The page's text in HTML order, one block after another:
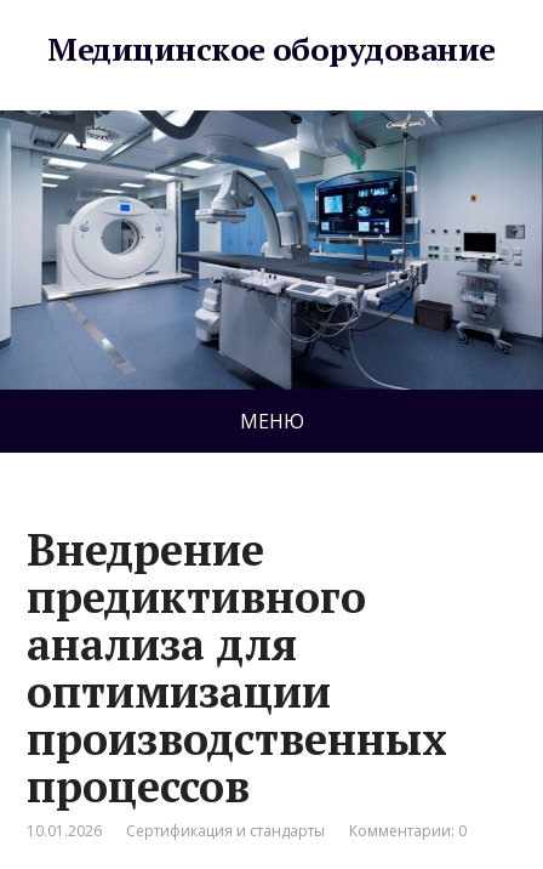
Медицинское оборудование
МЕНЮ
Внедрение
предиктивного
анализа для
оптимизации
производственных
процессов
10.01.2026 Сертификация и стандарты Комментарии: 0